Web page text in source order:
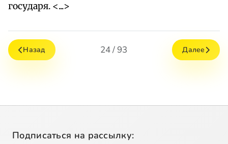
государя. <...>
Назад 24 / 93 Далее
Подписаться на рассылку: